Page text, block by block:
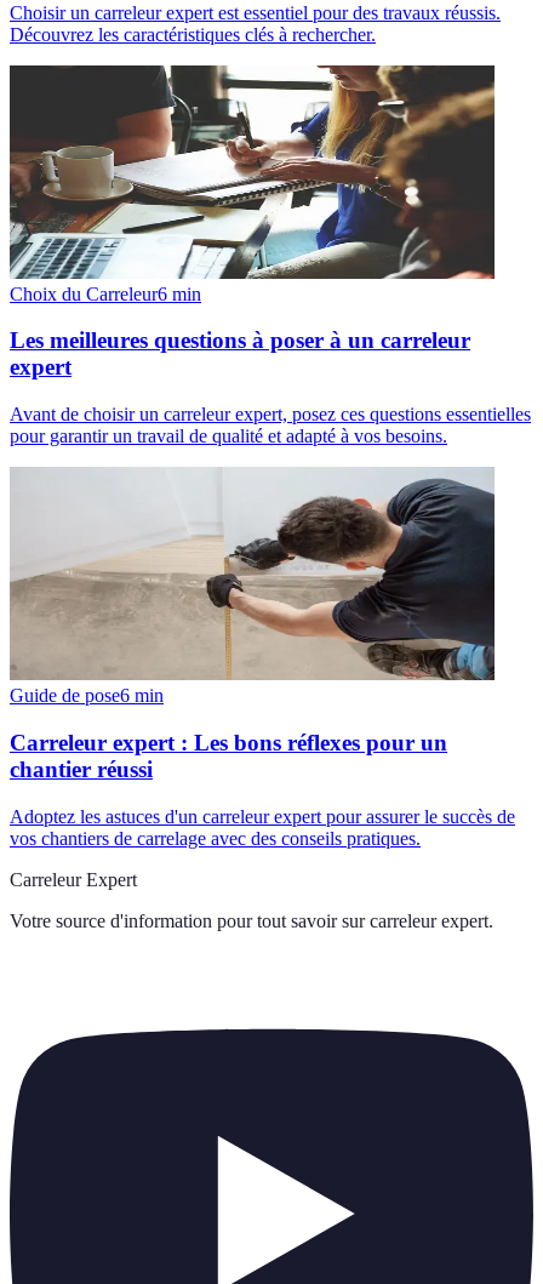
Choisir un carreleur expert est essentiel pour des travaux réussis.
Découvrez les caractéristiques clés à rechercher.
Choix du Carreleur6 min
Les meilleures questions à poser à un carreleur
expert
Avant de choisir un carreleur expert, posez ces questions essentielles
pour garantir un travail de qualité et adapté à vos besoins.
Guide de pose6 min
Carreleur expert : Les bons réflexes pour un
chantier réussi
Adoptez les astuces d'un carreleur expert pour assurer le succès de
vos chantiers de carrelage avec des conseils pratiques.
Carreleur Expert
Votre source d'information pour tout savoir sur carreleur expert.